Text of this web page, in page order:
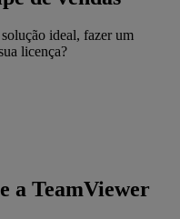
ideal, fazer um
licença?
a TeamViewer